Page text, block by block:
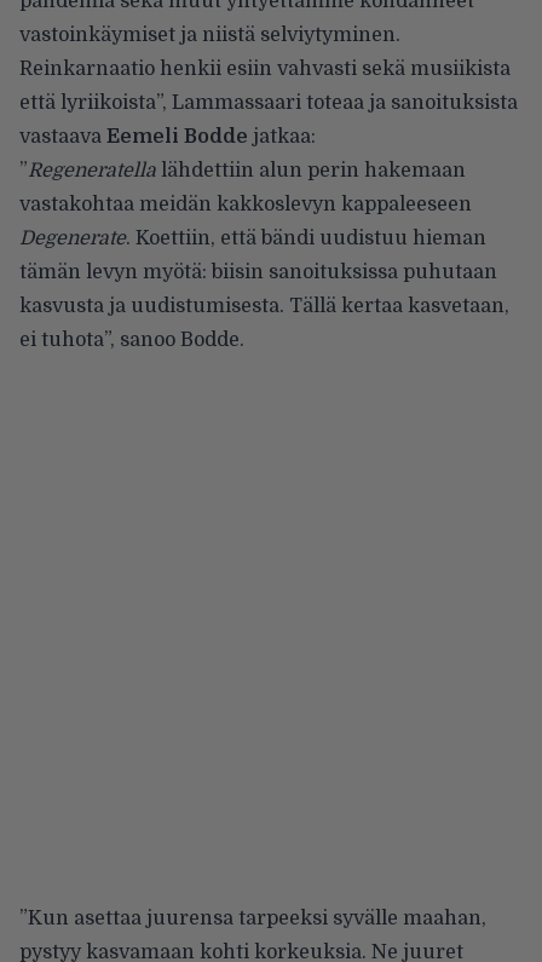
vastoinkäymiset ja niistä selviytyminen.
Reinkarnaatio henkii esiin vahvasti sekä musiikista
että lyriikoista”, Lammassaari toteaa ja sanoituksista
vastaava Eemeli Bodde jatkaa:
”Regeneratella lähdettiin alun perin hakemaan
vastakohtaa meidän kakkoslevyn kappaleeseen
Degenerate. Koettiin, että bändi uudistuu hieman
tämän levyn myötä: biisin sanoituksissa puhutaan
kasvusta ja uudistumisesta. Tällä kertaa kasvetaan,
ei tuhota”, sanoo Bodde.
”Kun asettaa juurensa tarpeeksi syvälle maahan,
pystyy kasvamaan kohti korkeuksia. Ne juuret